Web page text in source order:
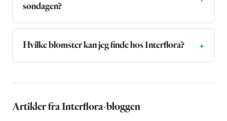
søndagen?
Hvilke blomster kan jeg finde hos Interflora?
Artikler fra Interflora-bloggen